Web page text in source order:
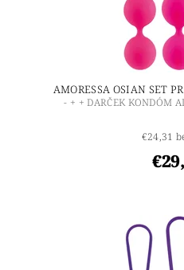
AMORESSA OSIAN SET
- + + DARČEK KONDÓM
€24,31